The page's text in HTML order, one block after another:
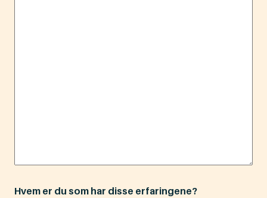
Hvem er du som har disse erfaringene?